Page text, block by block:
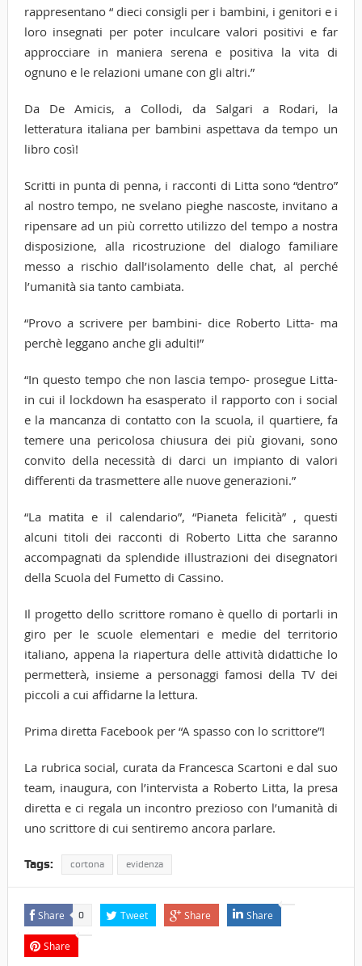
rappresentano “ dieci consigli per i bambini, i genitori e i
loro insegnati per poter inculcare valori positivi e far
approcciare in maniera serena e positiva la vita di
ognuno e le relazioni umane con gli altri.”
Da De Amicis, a Collodi, da Salgari a Rodari, la
letteratura italiana per bambini aspettava da tempo un
libro così!
Scritti in punta di penna, i racconti di Litta sono “dentro”
al nostro tempo, ne svelano pieghe nascoste, invitano a
ripensare ad un più corretto utilizzo del tempo a nostra
disposizione, alla ricostruzione del dialogo familiare
messo a rischio dall’isolamento delle chat, al perché
l’umanità sia tanto cambiata.
“Provo a scrivere per bambini- dice Roberto Litta- ma
perchè leggano anche gli adulti!”
“In questo tempo che non lascia tempo- prosegue Litta-
in cui il lockdown ha esasperato il rapporto con i social
e la mancanza di contatto con la scuola, il quartiere, fa
temere una pericolosa chiusura dei più giovani, sono
convito della necessità di darci un impianto di valori
differenti da trasmettere alle nuove generazioni.”
“La matita e il calendario”, “Pianeta felicità” , questi
alcuni titoli dei racconti di Roberto Litta che saranno
accompagnati da splendide illustrazioni dei disegnatori
della Scuola del Fumetto di Cassino.
Il progetto dello scrittore romano è quello di portarli in
giro per le scuole elementari e medie del territorio
italiano, appena la riapertura delle attività didattiche lo
permetterà, insieme a personaggi famosi della TV dei
piccoli a cui affidarne la lettura.
Prima diretta Facebook per “A spasso con lo scrittore”!
La rubrica social, curata da Francesca Scartoni e dal suo
team, inaugura, con l’intervista a Roberto Litta, la presa
diretta e ci regala un incontro prezioso con l’umanità di
uno scrittore di cui sentiremo ancora parlare.
Tags: cortona evidenza
Share 0 Tweet Share Share
Share